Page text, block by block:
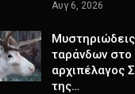
Αυγ 6, 2026
ταράνδων στο
αρχιπέλαγος
της…